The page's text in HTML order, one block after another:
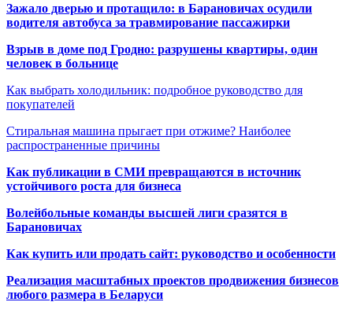
Зажало дверью и протащило: в Барановичах осудили
водителя автобуса за травмирование пассажирки
Взрыв в доме под Гродно: разрушены квартиры, один
человек в больнице
Как выбрать холодильник: подробное руководство для
покупателей
Стиральная машина прыгает при отжиме? Наиболее
распространенные причины
Как публикации в СМИ превращаются в источник
устойчивого роста для бизнеса
Волейбольные команды высшей лиги сразятся в
Барановичах
Как купить или продать сайт: руководство и особенности
Реализация масштабных проектов продвижения бизнесов
любого размера в Беларуси